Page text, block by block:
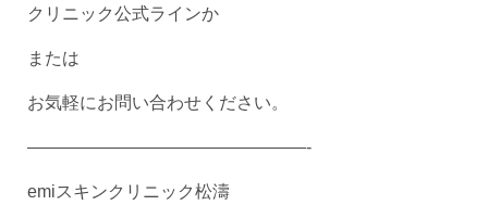
クリニック公式ラインか
または
お気軽にお問い合わせください。
————————————————-
emiスキンクリニック松濤